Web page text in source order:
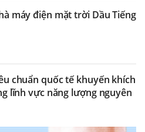
máy điện mặt trời Dầu Tiếng
chuẩn quốc tế khuyến khích
lĩnh vực năng lượng nguyên